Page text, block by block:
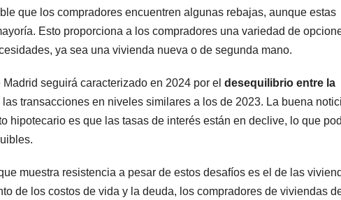
que los compradores encuentren algunas rebajas, aunque estas
Esto proporciona a los compradores una variedad de
ya sea una vivienda nueva o de segunda mano.
seguirá caracterizado en 2024 por el desequilibrio entre la
las transacciones en niveles similares a los de 2023. La buena
hipotecario es que las tasas de interés están en declive, lo que
muestra resistencia a pesar de estos desafíos es el de las
de los costos de vida y la deuda, los compradores de viviendas